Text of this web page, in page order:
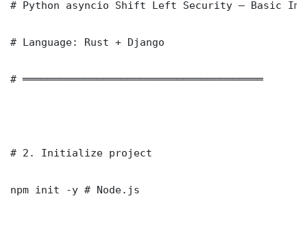
# Python asyncio Shift Left Security — Basic
# Language: Rust + Django
# ═══════════════════════════════════════
# 2. Initialize project
npm init -y # Node.js